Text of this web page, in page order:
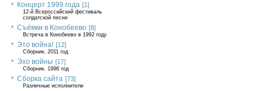
Концерт 1999 года [1]
12-й Всероссийский фестиваль
солдатской песни
Съёмки в Конобеево [8]
Встреча в Конобеево в 1992 году
Это война! [12]
Сборник, 2011 год
Эхо войны [17]
Сборник. 1996 год
Сборка сайта [73]
Различные исполнители